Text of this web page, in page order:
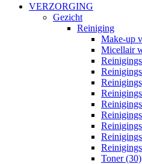
VERZORGING
Gezicht
Reiniging
Make-up
Micellair
Toner (30)